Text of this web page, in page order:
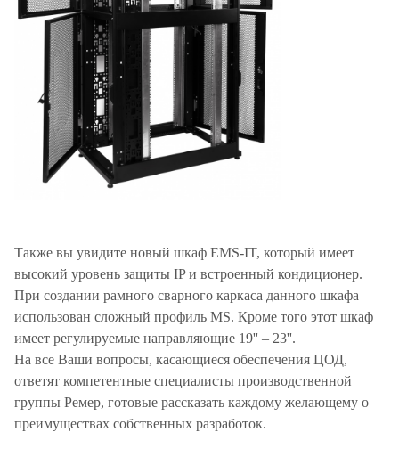
Также вы увидите новый шкаф EMS-IT, который имеет
высокий уровень защиты IP и встроенный кондиционер.
При создании рамного сварного каркаса данного шкафа
использован сложный профиль MS. Кроме того этот шкаф
имеет регулируемые направляющие 19'' – 23''.
На все Ваши вопросы, касающиеся обеспечения ЦОД,
ответят компетентные специалисты производственной
группы Ремер, готовые рассказать каждому желающему о
преимуществах собственных разработок.